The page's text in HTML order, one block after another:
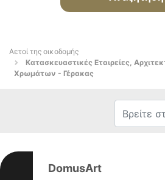
Αετοί της οικοδομής
Κατασκευαστικές Εταιρείες,
Χρωμάτων - Γέρακας
DomusArt